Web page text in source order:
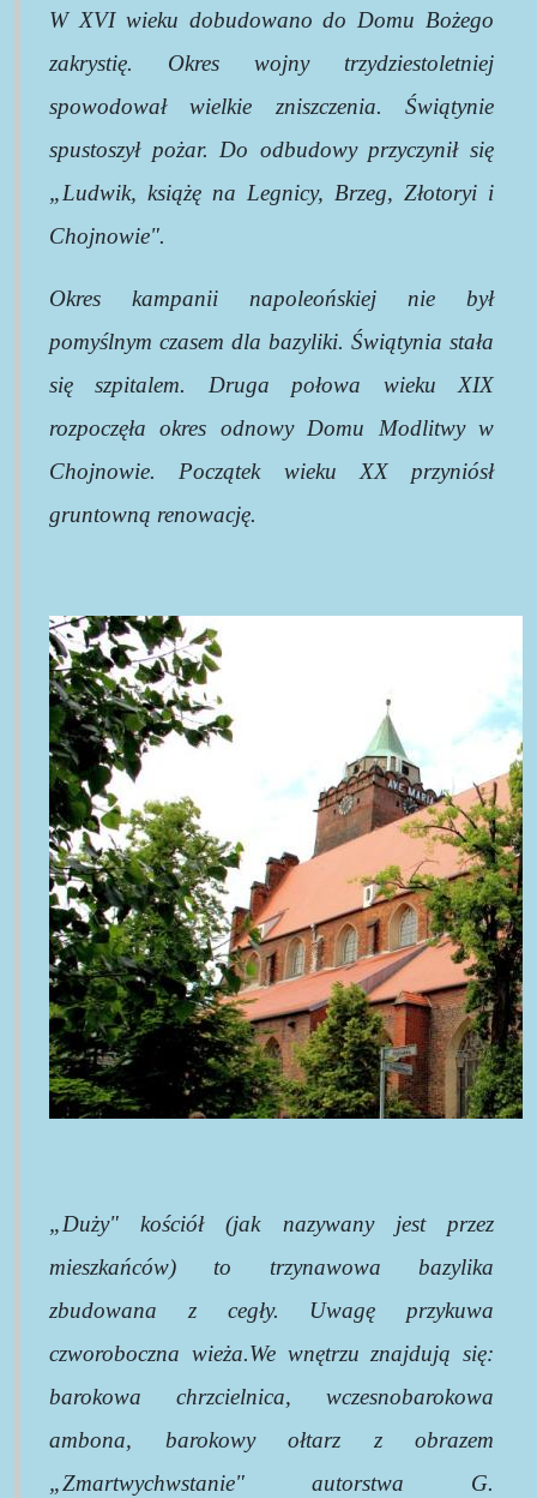
W XVI wieku dobudowano do Domu Bożego
zakrystię. Okres wojny trzydziestoletniej
spowodował wielkie zniszczenia. Świątynie
spustoszył pożar. Do odbudowy przyczynił się
„Ludwik, książę na Legnicy, Brzeg, Złotoryi i
Chojnowie".
Okres kampanii napoleońskiej nie był
pomyślnym czasem dla bazyliki. Świątynia stała
się szpitalem. Druga połowa wieku XIX
rozpoczęła okres odnowy Domu Modlitwy w
Chojnowie. Początek wieku XX przyniósł
gruntowną renowację.
„Duży" kościół (jak nazywany jest przez
mieszkańców) to trzynawowa bazylika
zbudowana z cegły. Uwagę przykuwa
czworoboczna wieża.We wnętrzu znajdują się:
barokowa chrzcielnica, wczesnobarokowa
ambona, barokowy ołtarz z obrazem
„Zmartwychwstanie" autorstwa G.